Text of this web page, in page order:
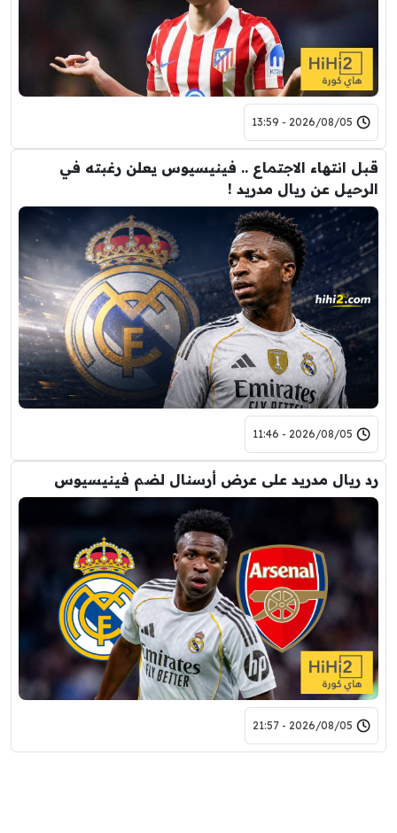
2026/08/05 - 13:59
قبل انتهاء الاجتماع .. فينيسيوس يعلن رغبته في
الرحيل عن ريال مدريد !
2026/08/05 - 11:46
رد ريال مدريد على عرض أرسنال لضم فينيسيوس
2026/08/05 - 21:57